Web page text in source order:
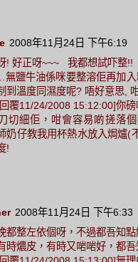
2008年11月24日 下午6:19
! 好正呀~~~ 我都想試吓整!!
無鹽牛油係咪要整溶佢再加入
到溫度同濕度呢? 唔好意思,
覆11/24/2008 15:12:00]你
切細佢，咁會容易啲搓落
奶仔教我用杯熱水放入焗爐(
!
2008年11月24日 下午6:33
都整左依個呀，不過都吾知
時燶皮，有時又啱啱好，都吾